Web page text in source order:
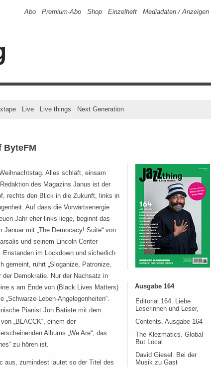
Abo Premium-Abo Shop Einzelheft Mediadaten / Anzeigen
Live Live things Next Generation
ByteFM
Alles schläft, einsam
des Magazins Janus ist der
rechts den Blick in die Zukunft, links in
Auf dass die Vorwärtsenergie
Jahr eher links liege, beginnt das
Januar mit „The Democacy! Suite“ von
und seinem Lincoln Center
Enstanden im Lockdown und sicherlich
gemeint, rührt „Sloganize, Patronize,
der Demokratie. Nur der Nachsatz in
s am Ende von (Black Lives Matters)
„Schwarze-Leben-Angelegenheiten“.
Pianist Jon Batiste mit dem
„BLACCK“, einem der
Albums „We Are“, das
zu hören ist.
aus, zumindest lautet so der Titel des
Ausgabe 164
Editorial 164. Liebe
Leserinnen und Leser,
Contents. Ausgabe 164
The Klezmatics. Global
But Local
David Giesel. Bei der
Musik zu Gast